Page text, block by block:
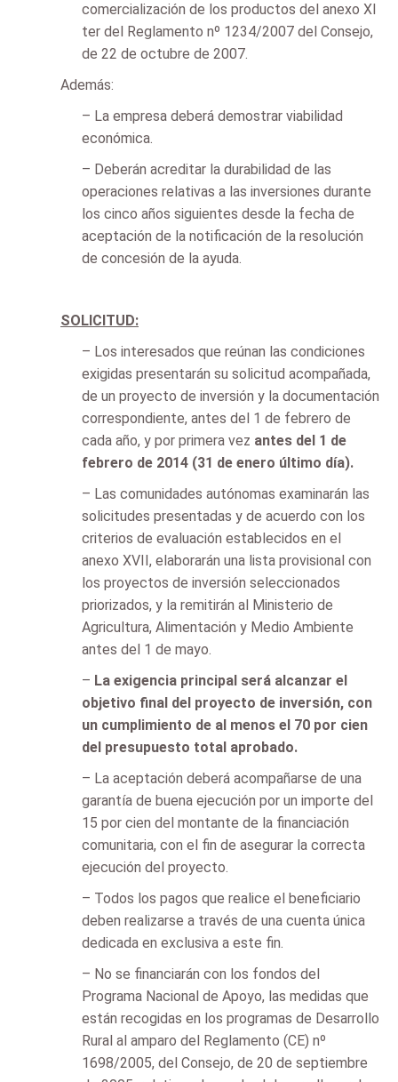
comercialización de los productos del anexo XI
ter del Reglamento nº 1234/2007 del Consejo,
de 22 de octubre de 2007.
Además:
– La empresa deberá demostrar viabilidad
económica.
– Deberán acreditar la durabilidad de las
operaciones relativas a las inversiones durante
los cinco años siguientes desde la fecha de
aceptación de la notificación de la resolución
de concesión de la ayuda.
SOLICITUD:
– Los interesados que reúnan las condiciones
exigidas presentarán su solicitud acompañada,
de un proyecto de inversión y la documentación
correspondiente, antes del 1 de febrero de
cada año, y por primera vez antes del 1 de
febrero de 2014 (31 de enero último día).
– Las comunidades autónomas examinarán las
solicitudes presentadas y de acuerdo con los
criterios de evaluación establecidos en el
anexo XVII, elaborarán una lista provisional con
los proyectos de inversión seleccionados
priorizados, y la remitirán al Ministerio de
Agricultura, Alimentación y Medio Ambiente
antes del 1 de mayo.
– La exigencia principal será alcanzar el
objetivo final del proyecto de inversión, con
un cumplimiento de al menos el 70 por cien
del presupuesto total aprobado.
– La aceptación deberá acompañarse de una
garantía de buena ejecución por un importe del
15 por cien del montante de la financiación
comunitaria, con el fin de asegurar la correcta
ejecución del proyecto.
– Todos los pagos que realice el beneficiario
deben realizarse a través de una cuenta única
dedicada en exclusiva a este fin.
– No se financiarán con los fondos del
Programa Nacional de Apoyo, las medidas que
están recogidas en los programas de Desarrollo
Rural al amparo del Reglamento (CE) nº
1698/2005, del Consejo, de 20 de septiembre